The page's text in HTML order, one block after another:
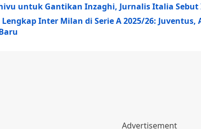
untuk Gantikan Inzaghi, Jurnalis Italia
Lengkap Inter Milan di Serie A 2025/26: Juventus,